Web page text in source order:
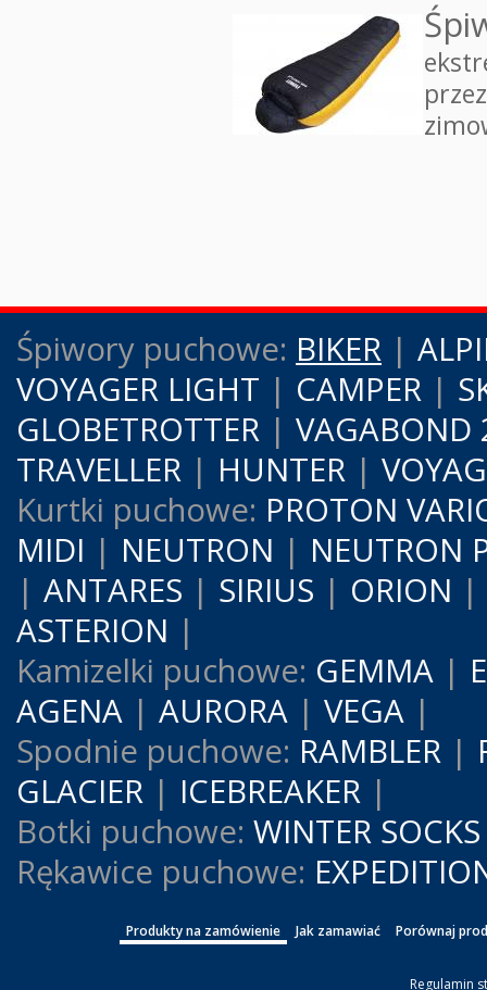
Śpiwory puchowe: BIKER |
VOYAGER LIGHT | CAMPER |
GLOBETROTTER | VAGABOND
TRAVELLER | HUNTER |
Kurtki puchowe: PROTON
MIDI | NEUTRON | NEUTRON
| ANTARES | SIRIUS | ORION |
ASTERION |
Kamizelki puchowe: GEMMA |
AGENA | AURORA | VEGA |
Spodnie puchowe: RAMBLER |
GLACIER | ICEBREAKER |
Botki puchowe: WINTER SOCKS
Rękawice puchowe:
Produkty na zamówienie Jak zamawiać Porównaj
Regulamin